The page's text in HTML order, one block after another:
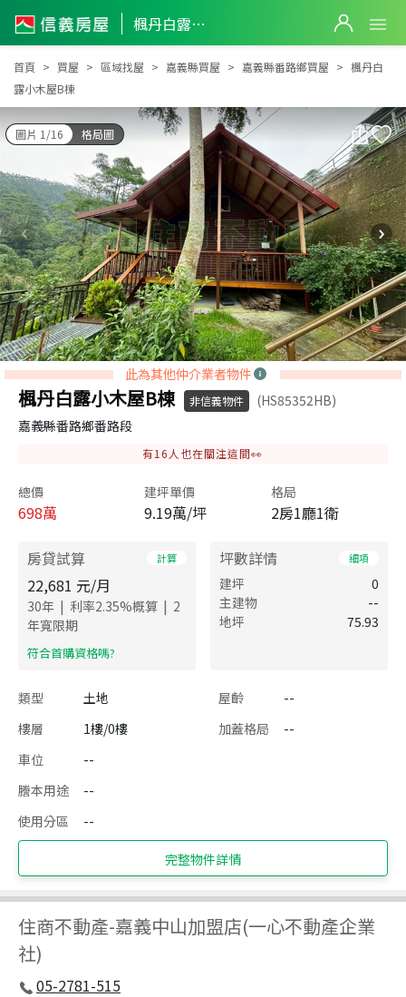
楓丹白露小木屋B棟
楓丹白露小木屋B棟
首頁 買屋 區域找屋 嘉義縣買屋 嘉義縣番路鄉買屋
楓丹白
露小木屋B棟
圖片 1/16 格局圖
此為其他仲介業者物件
楓丹白露小木屋B棟 非信義物件
(HS85352HB)
嘉義縣番路鄉番路段
有16 人也在關注這間👀
總價
698萬
建坪單價
9.19萬/坪
格局
2房1廳1衛
房貸試算 計算
22,681 元/月
30年 | 利率2.35%概算 | 2
年寬限期
​符合首購資格嗎?
坪數詳情 細項
建坪
0
主建物
--
地坪
75.93
類型 土地 屋齡
--
樓層
1樓/0樓 加蓋格局
--
車位
--
謄本用途
--
使用分區
--
完整物件詳情
住商不動產-嘉義中山加盟店(一心不動產企業
社)
05-2781-515